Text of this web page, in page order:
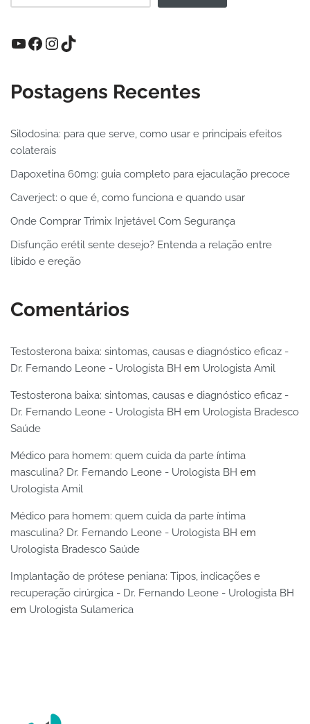
Postagens Recentes
Silodosina: para que serve, como usar e principais efeitos
colaterais
Dapoxetina 60mg: guia completo para ejaculação precoce
Caverject: o que é, como funciona e quando usar
Onde Comprar Trimix Injetável Com Segurança
Disfunção erétil sente desejo? Entenda a relação entre
libido e ereção
Comentários
Testosterona baixa: sintomas, causas e diagnóstico eficaz -
Dr. Fernando Leone - Urologista BH em Urologista Amil
Testosterona baixa: sintomas, causas e diagnóstico eficaz -
Dr. Fernando Leone - Urologista BH em Urologista Bradesco
Saúde
Médico para homem: quem cuida da parte íntima
masculina? Dr. Fernando Leone - Urologista BH em
Urologista Amil
Médico para homem: quem cuida da parte íntima
masculina? Dr. Fernando Leone - Urologista BH em
Urologista Bradesco Saúde
Implantação de prótese peniana: Tipos, indicações e
recuperação cirúrgica - Dr. Fernando Leone - Urologista BH
em Urologista Sulamerica